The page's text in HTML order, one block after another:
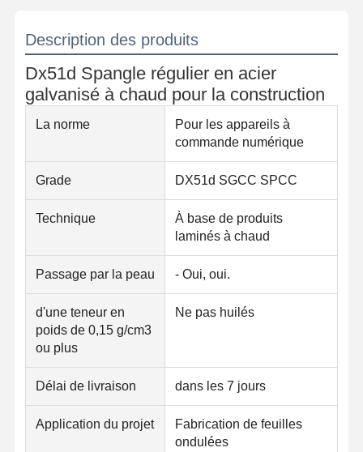
Description des produits
Dx51d Spangle régulier en acier
galvanisé à chaud pour la construction
La norme
Pour les appareils à
commande numérique
Grade DX51d SGCC SPCC
Technique
À base de produits
laminés à chaud
Passage par la peau - Oui, oui.
d'une teneur en
poids de 0,15 g/cm3
ou plus
Ne pas huilés
Délai de livraison dans les 7 jours
Application du projet
Fabrication de feuilles
ondulées